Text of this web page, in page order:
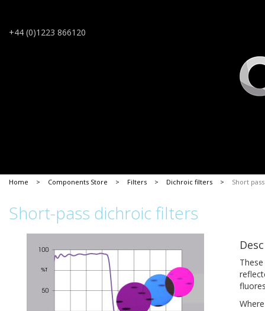
+44 (0)1223 866120
Home > Components Store > Filters > Dichroic filters > Short
Short-pass dichroic filters